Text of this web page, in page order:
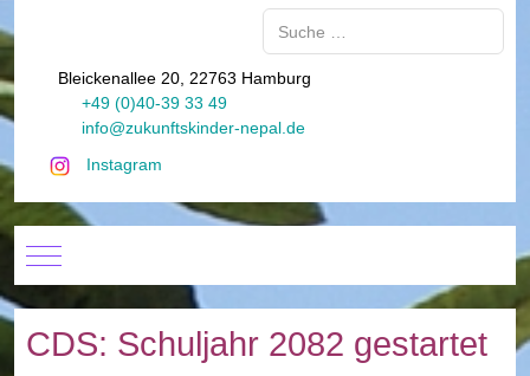
Bleickenallee 20, 22763 Hamburg
+49 (0)40-39 33 49
info@zukunftskinder-nepal.de
Instagram
Mobile Menu Toggle
CDS: Schuljahr 2082 gestartet